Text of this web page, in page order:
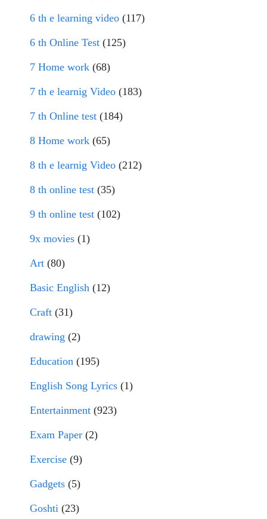
6 th e learning video (117)
6 th Online Test (125)
7 Home work (68)
7 th e learnig Video (183)
7 th Online test (184)
8 Home work (65)
8 th e learnig Video (212)
8 th online test (35)
9 th online test (102)
9x movies (1)
Art (80)
Basic English (12)
Craft (31)
drawing (2)
Education (195)
English Song Lyrics (1)
Entertainment (923)
Exam Paper (2)
Exercise (9)
Gadgets (5)
Goshti (23)